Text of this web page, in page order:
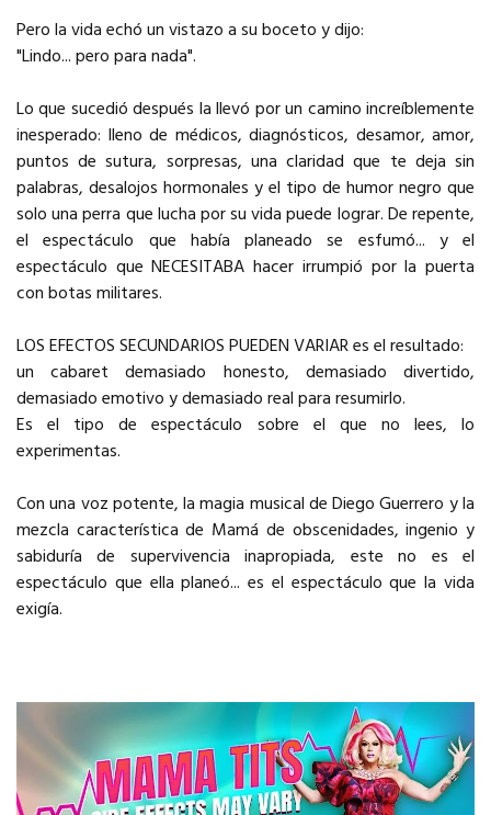
Pero la vida echó un vistazo a su boceto y dijo:
"Lindo... pero para nada".
Lo que sucedió después la llevó por un camino increíblemente
inesperado: lleno de médicos, diagnósticos, desamor, amor,
puntos de sutura, sorpresas, una claridad que te deja sin
palabras, desalojos hormonales y el tipo de humor negro que
solo una perra que lucha por su vida puede lograr. De repente,
el espectáculo que había planeado se esfumó... y el
espectáculo que NECESITABA hacer irrumpió por la puerta
con botas militares.
LOS EFECTOS SECUNDARIOS PUEDEN VARIAR es el resultado:
un cabaret demasiado honesto, demasiado divertido,
demasiado emotivo y demasiado real para resumirlo.
Es el tipo de espectáculo sobre el que no lees, lo
experimentas.
Con una voz potente, la magia musical de Diego Guerrero y la
mezcla característica de Mamá de obscenidades, ingenio y
sabiduría de supervivencia inapropiada, este no es el
espectáculo que ella planeó... es el espectáculo que la vida
exigía.